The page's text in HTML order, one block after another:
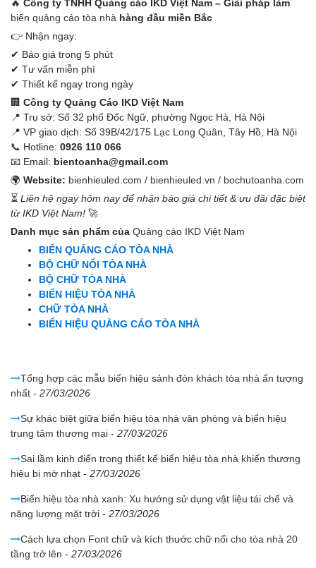
🔥 Công ty TNHH Quảng cáo IKD Việt Nam – Giải pháp làm
biển quảng cáo tòa nhà hàng đầu miền Bắc
👉 Nhận ngay:
✔ Báo giá trong 5 phút
✔ Tư vấn miễn phí
✔ Thiết kế ngay trong ngày
🏢 Công ty Quảng Cáo IKD Việt Nam
📍 Trụ sở: Số 32 phố Đốc Ngữ, phường Ngọc Hà, Hà Nội
📍 VP giao dịch: Số 39B/42/175 Lạc Long Quân, Tây Hồ, Hà Nội
📞 Hotline: 0926 110 066
📧 Email: bientoanha@gmail.com
🌍 Website: bienhieuled.com / bienhieuled.vn / bochutoanha.com
⏳ Liên hệ ngay hôm nay để nhận báo giá chi tiết & ưu đãi đặc biệt
từ IKD Việt Nam! 🚀
Danh mục sản phẩm của Quảng cáo IKD Việt Nam
BIỂN QUẢNG CÁO TÒA NHÀ
BỘ CHỮ NỔI TÒA NHÀ
BỘ CHỮ TÒA NHÀ
BIỂN HIỆU TÒA NHÀ
CHỮ TÒA NHÀ
BIỂN HIỆU QUẢNG CÁO TÒA NHÀ
Tổng hợp các mẫu biển hiệu sảnh đón khách tòa nhà ấn tượng
nhất - 27/03/2026
Sự khác biệt giữa biển hiệu tòa nhà văn phòng và biển hiệu
trung tâm thương mại - 27/03/2026
Sai lầm kinh điển trong thiết kế biển hiệu tòa nhà khiến thương
hiệu bị mờ nhạt - 27/03/2026
Biển hiệu tòa nhà xanh: Xu hướng sử dụng vật liệu tái chế và
năng lượng mặt trời - 27/03/2026
Cách lựa chọn Font chữ và kích thước chữ nổi cho tòa nhà 20
tầng trở lên - 27/03/2026